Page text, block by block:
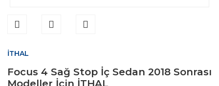
İTHAL
Focus 4 Sağ Stop İç Sedan 2018 Sonrası
Modeller İçin İTHAL